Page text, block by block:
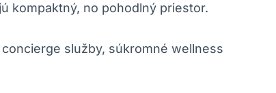
kompaktný, no pohodlný priestor.
služby, súkromné wellness